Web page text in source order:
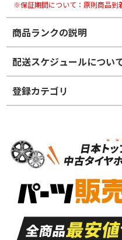
※保証期間について：原則商品到
商品ランクの説明
※商品ランクは出品者の主観
かじめご
ホイールランク
S
品）
A
走行距離も少なく、
目立つ傷もほとんど
ない中古品
配送スケジュールについ
登録カテゴリ
タイヤホイールセット